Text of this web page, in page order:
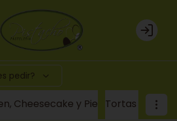
Login
pedir?
Cheesecake y Pie Tortas a